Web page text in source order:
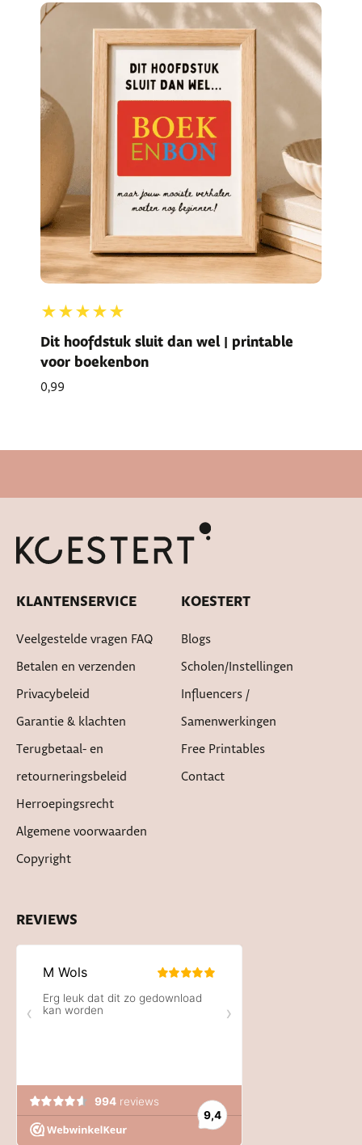
★★★★★
Dit hoofdstuk sluit dan wel | printable
voor boekenbon
0,99
KLANTENSERVICE
Veelgestelde vragen FAQ
Betalen en verzenden
Privacybeleid
Garantie & klachten
Terugbetaal- en
retourneringsbeleid
Herroepingsrecht
Algemene voorwaarden
Copyright
KOESTERT
Blogs
Scholen/instellingen
Influencers /
Samenwerkingen
Free Printables
Contact
REVIEWS